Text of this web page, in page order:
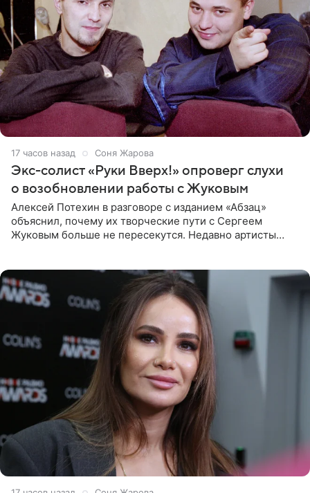
17 часов назад Соня Жарова
Экс-солист «Руки Вверх!» опроверг слухи
о возобновлении работы с Жуковым
Алексей Потехин в разговоре с изданием «Абзац»
объяснил, почему их творческие пути с Сергеем
Жуковым больше не пересекутся. Недавно артисты